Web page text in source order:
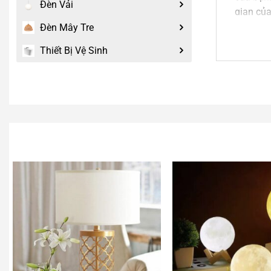
Đèn Vải
Đèn Mây Tre
Thiết Bị Vệ Sinh
gian
Liên